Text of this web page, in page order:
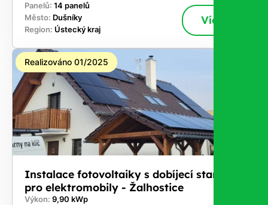
Panelů: 14 panelů
Město: Dušníky
Region: Ústecký kraj
Více
Realizováno 01/2025
Instalace fotovoltaiky s dobíjecí stanicí
pro elektromobily - Žalhostice
Výkon: 9,90 kWp